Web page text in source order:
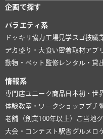
企画で探す
バラエティ系
ドッキリ協力 工場見学 スゴ技職
デカ盛り・大食い密着取材アプ
動物・ペット 監修レンタル・貸
情報系
専門店ユニーク商品 日本初・世
体験教室・ワークショッププチ
老舗（創業100年以上）
ご当地
大会・コンテスト 駅舎グルメ ロ